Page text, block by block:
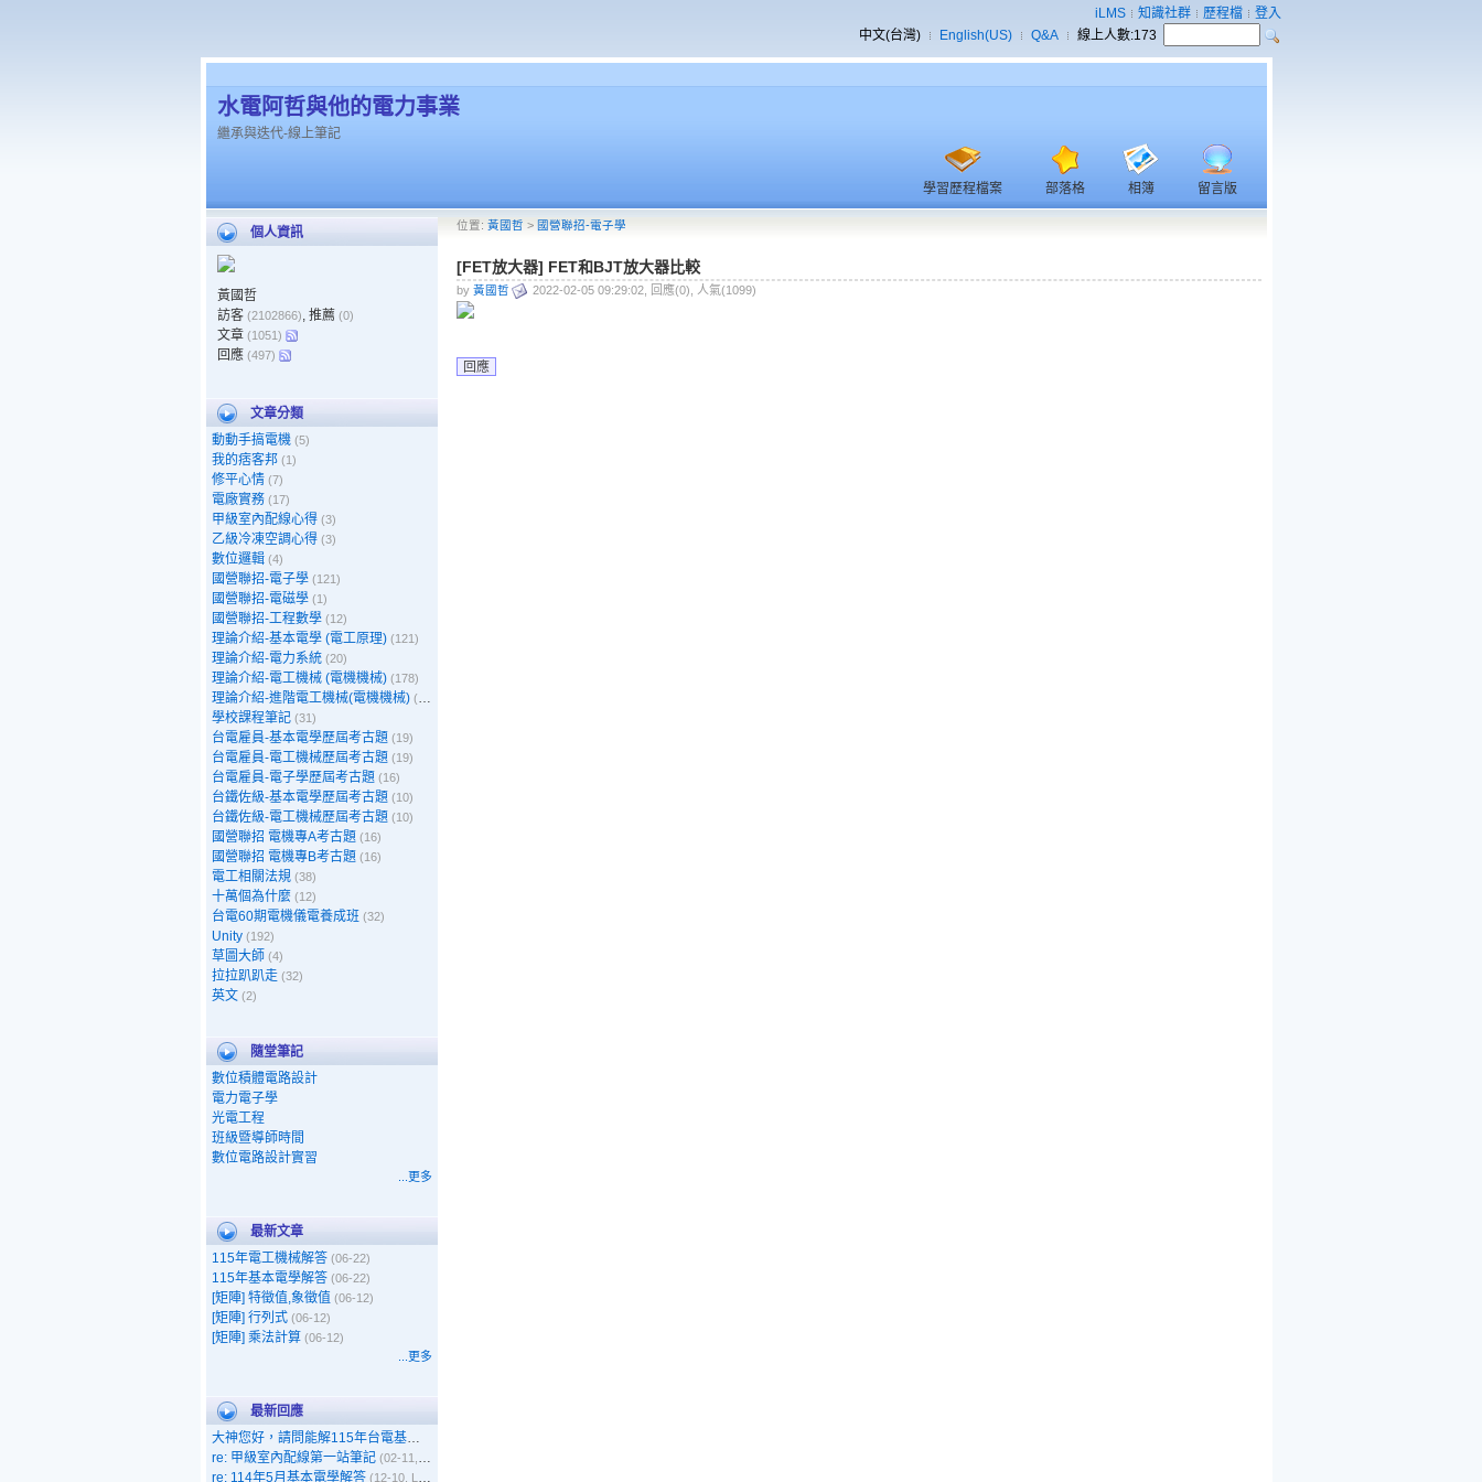
iLMS 知識社群 歷程檔
登入
中文(台灣)
English(US) Q&A 線上人數:173
水電阿哲與他的電力事業
繼承與迭代-線上筆記
學習歷程檔案 部落格 相簿 留言版
個人資訊
黃國哲
訪客 (2102866), 推薦 (0)
文章 (1051)
回應 (497)
文章分類
動動手搞電機 (5)
我的痞客邦 (1)
修平心情 (7)
電廠實務 (17)
甲級室內配線心得 (3)
乙級冷凍空調心得 (3)
數位邏輯 (4)
國營聯招-電子學 (121)
國營聯招-電磁學 (1)
國營聯招-工程數學 (12)
理論介紹-基本電學 (電工原理) (121)
理論介紹-電力系統 (20)
理論介紹-電工機械 (電機機械) (178)
理論介紹-進階電工機械(電機機械) (39)
學校課程筆記 (31)
台電雇員-基本電學歷屆考古題 (19)
台電雇員-電工機械歷屆考古題 (19)
台電雇員-電子學歷屆考古題 (16)
台鐵佐級-基本電學歷屆考古題 (10)
台鐵佐級-電工機械歷屆考古題 (10)
國營聯招 電機專A考古題 (16)
國營聯招 電機專B考古題 (16)
電工相關法規 (38)
十萬個為什麼 (12)
台電60期電機儀電養成班 (32)
Unity (192)
草圖大師 (4)
拉拉趴趴走 (32)
英文 (2)
隨堂筆記
數位積體電路設計
電力電子學
光電工程
班級暨導師時間
數位電路設計實習
...更多
最新文章
115年電工機械解答 (06-22)
115年基本電學解答 (06-22)
[矩陣] 特徵值,象徵值 (06-12)
[矩陣] 行列式 (06-12)
[矩陣] 乘法計算 (06-12)
...更多
最新回應
大神您好，請問能解115年台電基本電學嗎
re: 甲級室內配線第一站筆記 (02-11, 呵呵)
re: 114年5月基本電學解答 (12-10, Leo)
位置: 黃國哲 > 國營聯招-電子學
[FET放大器] FET和BJT放大器比較
by 黃國哲 2022-02-05 09:29:02, 回應(0), 人氣(1099)
回應